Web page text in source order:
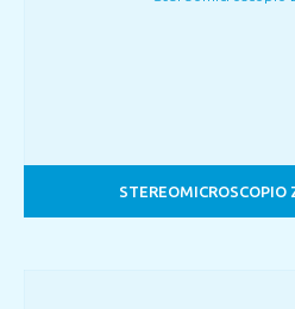
STEREOMICROSCOPIO